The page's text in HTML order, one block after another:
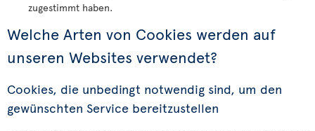
zugestimmt haben.
Welche Arten von Cookies werden auf
unseren Websites verwendet?
Cookies, die unbedingt notwendig sind, um den
gewünschten Service bereitzustellen